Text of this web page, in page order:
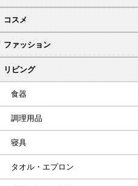
コスメ
ファッション
リビング
食器
調理用品
寝具
タオル・エプロン